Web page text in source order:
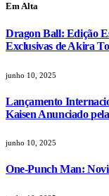
Em Alta
Dragon Ball: Edição
Exclusivas de Akira
junho 10, 2025
Lançamento
Kaisen Anunciado
junho 10, 2025
One-Punch Man: